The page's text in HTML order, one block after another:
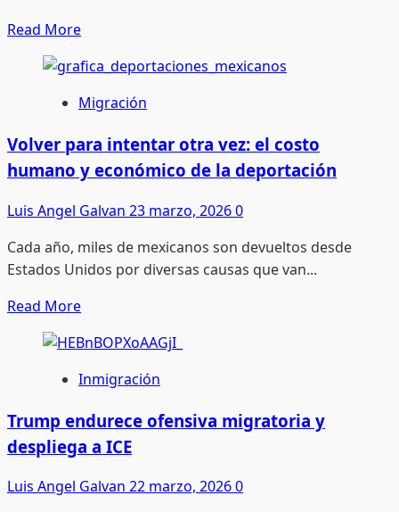
migrantes
del
laboral
Read MoreRead
about
Cambio
en
Seguridad
Nacional:
llega
Mullin
medio
de
migratoria
y
interna
Migración
Volver para intentar otra vez: el costo
humano y económico de la deportación
Luis Angel Galvan 23 marzo, 20260
Cada año, miles de mexicanos son devueltos desde
Estados Unidos por diversas causas que van...
Read MoreRead
about
Volver
para
intentar
otra
vez:
el
Inmigración
Trump endurece ofensiva migratoria y
despliega a ICE
Luis Angel Galvan 22 marzo, 20260